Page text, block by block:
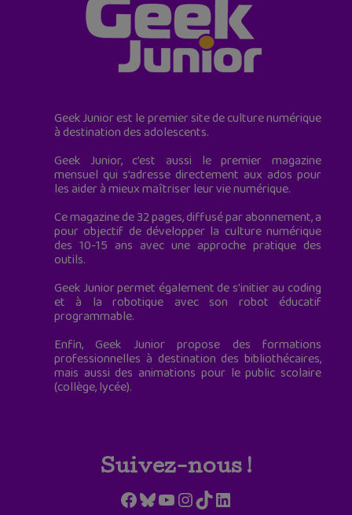
Geek Junior est le premier site de culture numérique
à destination des adolescents.
Geek Junior, c’est aussi le premier magazine
mensuel qui s’adresse directement aux ados pour
les aider à mieux maîtriser leur vie numérique.
Ce magazine de 32 pages, diffusé par abonnement, a
pour objectif de développer la culture numérique
des 10-15 ans avec une approche pratique des
outils.
Geek Junior permet également de s'initier au coding
et à la robotique avec son robot éducatif
programmable.
Enfin, Geek Junior propose des formations
professionnelles à destination des bibliothécaires,
mais aussi des animations pour le public scolaire
(collège, lycée).
Suivez-nous !
Facebook
Bluesky
YouTube
Instagram
TikTokLinkedIn